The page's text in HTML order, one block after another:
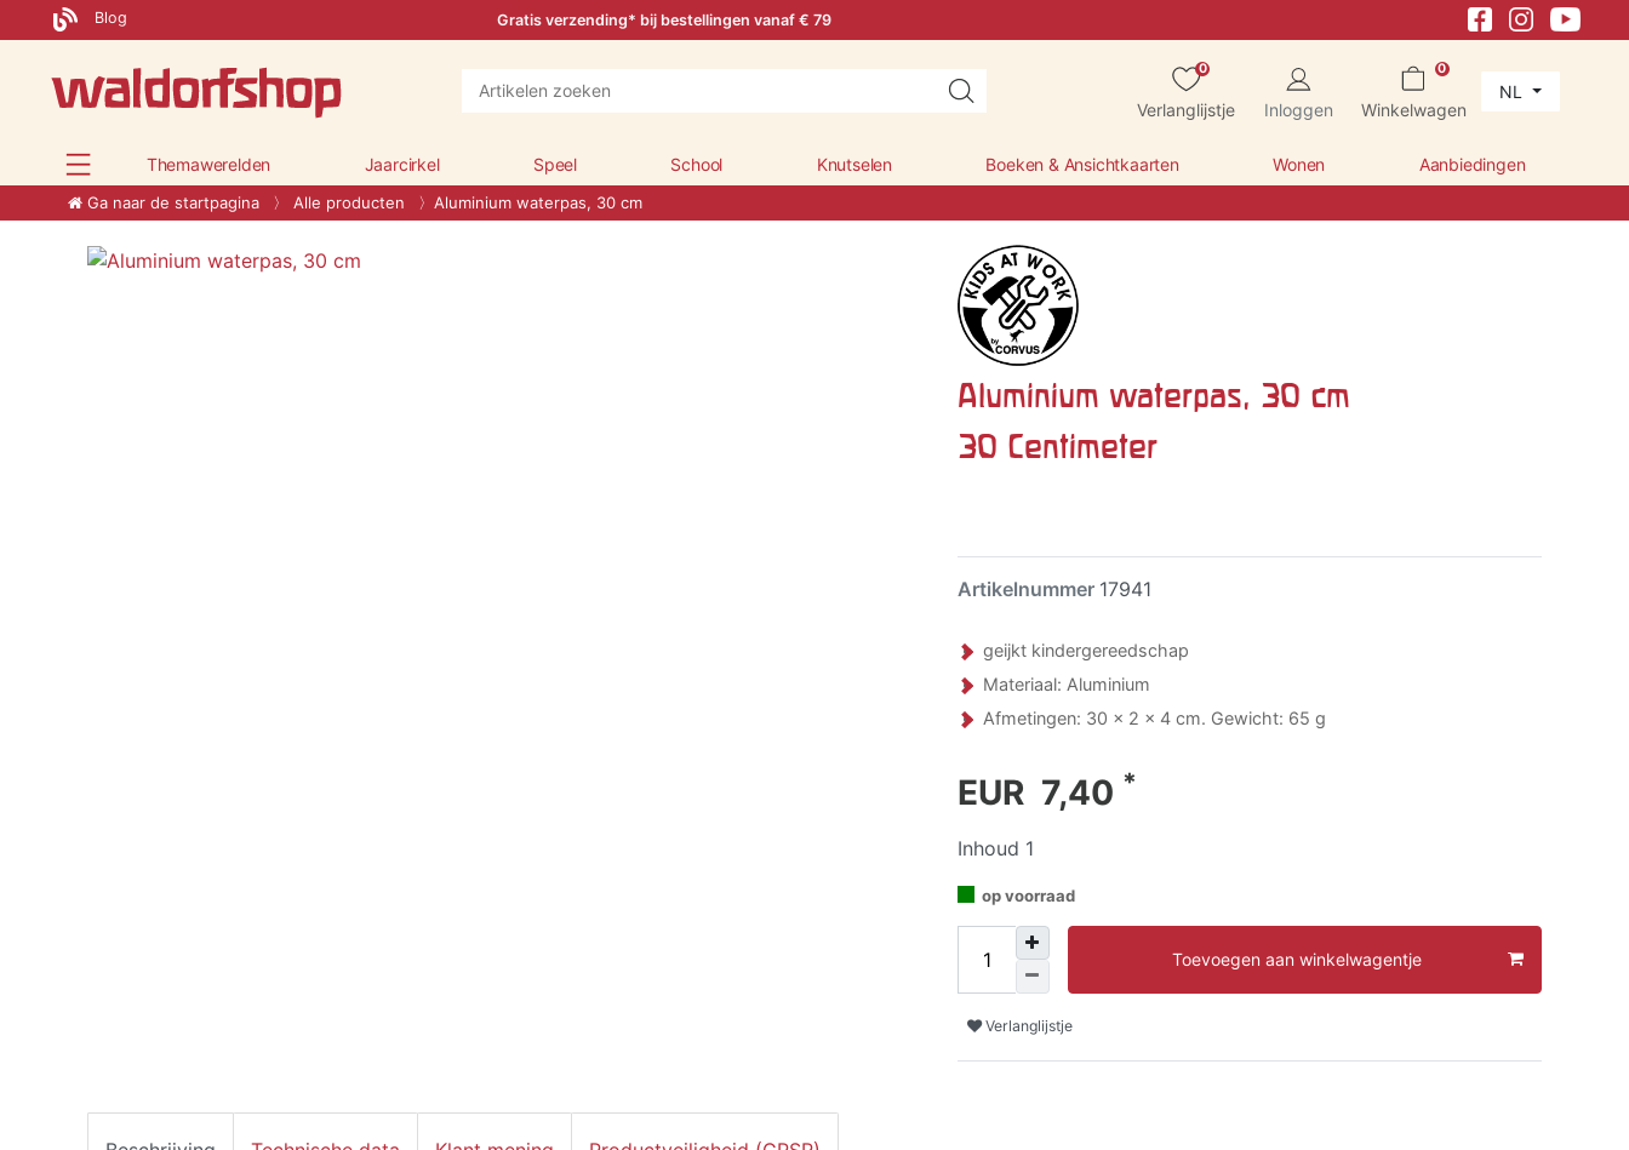
Blog Gratis verzending* bij bestellingen vanaf € 79
0
Verlanglijstje Inloggen
0
Winkelwagen
NL
Themawerelden Jaarcirkel Speel School Knutselen Boeken & Ansichtkaarten Wonen Aanbiedingen
Ga naar de startpagina Alle producten Aluminium waterpas, 30 cm
Aluminium waterpas, 30 cm
30 Centimeter
Artikelnummer 17941
geijkt kindergereedschap
Materiaal: Aluminium
Afmetingen: 30 x 2 x 4 cm. Gewicht: 65 g
EUR 7,40 *
Inhoud 1
op voorraad
Toevoegen aan winkelwagentje
Verlanglijstje